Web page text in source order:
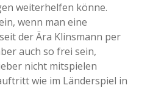
weiterhelfen könne.
wenn man eine
seit der Ära Klinsmann per
auch so frei sein,
nicht mitspielen
wie im Länderspiel in